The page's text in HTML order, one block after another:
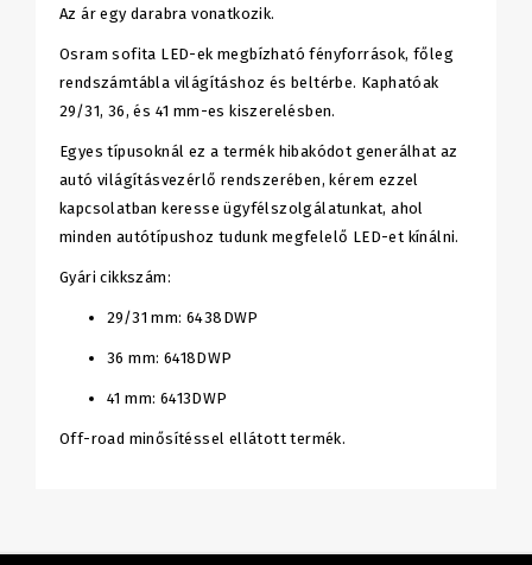
Az ár egy darabra vonatkozik.
Osram sofita LED-ek megbízható fényforrások, főleg
rendszámtábla világításhoz és beltérbe. Kaphatóak
29/31, 36, és 41 mm-es kiszerelésben.
Egyes típusoknál ez a termék hibakódot generálhat az
autó világításvezérlő rendszerében, kérem ezzel
kapcsolatban keresse ügyfélszolgálatunkat, ahol
minden autótípushoz tudunk megfelelő LED-et kínálni.
Gyári cikkszám:
29/31 mm: 6438DWP
36 mm: 6418DWP
41 mm: 6413DWP
Off-road minősítéssel ellátott termék.